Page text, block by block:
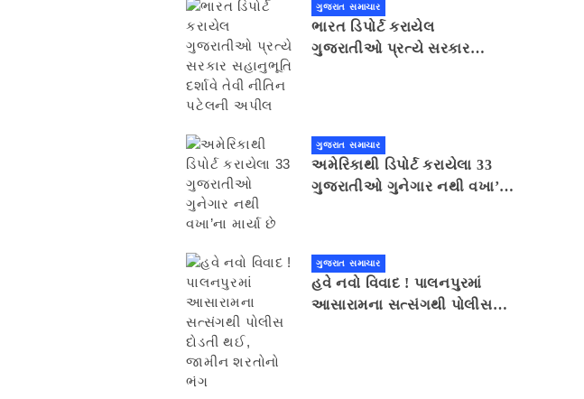
ગુજરાત સમાચાર
ભારત ડિપોર્ટ કરાયેલ
ગુજરાતીઓ પ્રત્યે સરકાર
ગુજરાત સમાચાર
અમેરિકાથી ડિપોર્ટ કરાયેલા 33
ગુજરાતીઓ ગુનેગાર નથી વખા’ના
ગુજરાત સમાચાર
હવે નવો વિવાદ ! પાલનપુરમાં
આસારામના સત્સંગથી પોલીસ